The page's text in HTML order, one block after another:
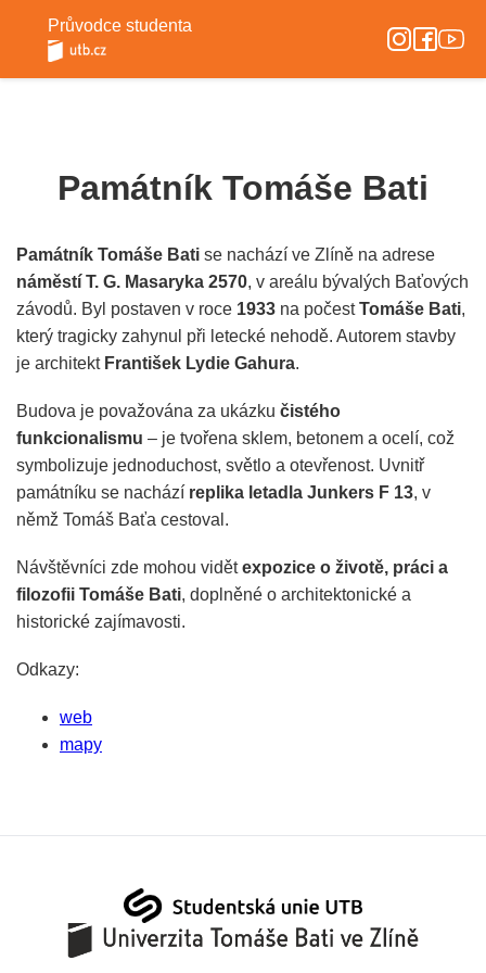
Průvodce studenta
Památník Tomáše Bati
Památník Tomáše Bati se nachází ve Zlíně na adrese
náměstí T. G. Masaryka 2570, v areálu bývalých Baťových
závodů. Byl postaven v roce 1933 na počestTomáše Bati,
který tragicky zahynul při letecké nehodě. Autorem stavby
je architekt František Lydie Gahura.
Budova je považována za ukázku čistého
funkcionalismu – je tvořena sklem, betonem a ocelí, což
symbolizuje jednoduchost, světlo a otevřenost. Uvnitř
památníku se nachází replika letadla Junkers F 13, v
němž Tomáš Baťa cestoval.
Návštěvníci zde mohou vidětexpozice o životě, práci a
filozofii Tomáše Bati, doplněné o architektonické a
historické zajímavosti.
Odkazy:
web
mapy